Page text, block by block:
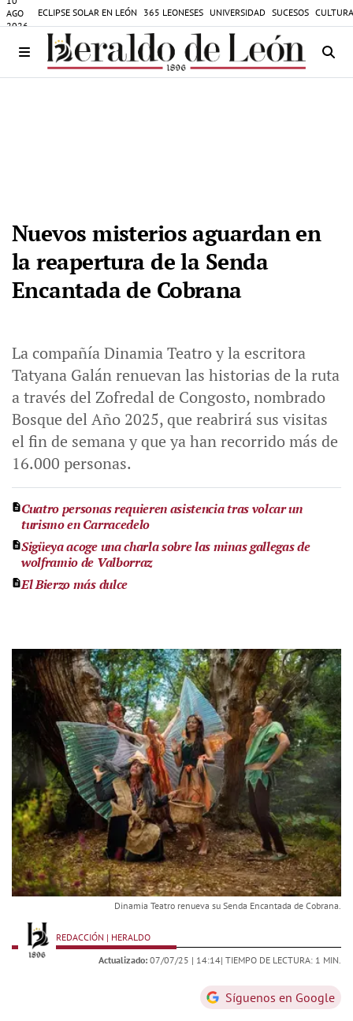
AGO
2026
ECLIPSE SOLAR EN LEÓN 365 LEONESES UNIVERSIDAD SUCESOS
Nuevos misterios aguardan en
la reapertura de la Senda
Encantada de Cobrana
La compañía Dinamia Teatro y la escritora
Tatyana Galán renuevan las historias de la ruta
a través del Zofredal de Congosto, nombrado
Bosque del Año 2025, que reabrirá sus visitas
el fin de semana y que ya han recorrido más de
16.000 personas.
Cuatro personas requieren asistencia tras volcar un
turismo en Carracedelo
Sigüeya acoge una charla sobre las minas gallegas de
wolframio de Valborraz
El Bierzo más dulce
Dinamia Teatro renueva su Senda Encantada de Cobrana.
REDACCIÓN | HERALDO
Actualizado: 07/07/25 | 14:14| TIEMPO DE LECTURA: 1 MIN.
Síguenos en Google